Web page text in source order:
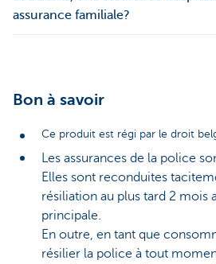
assurance familiale?
Bon à savoir
Ce produit est régi par le droit
Les assurances de la police
Elles sont reconduites
résiliation au plus tard 2 mois
principale.
En outre, en tant que
résilier la police à tout